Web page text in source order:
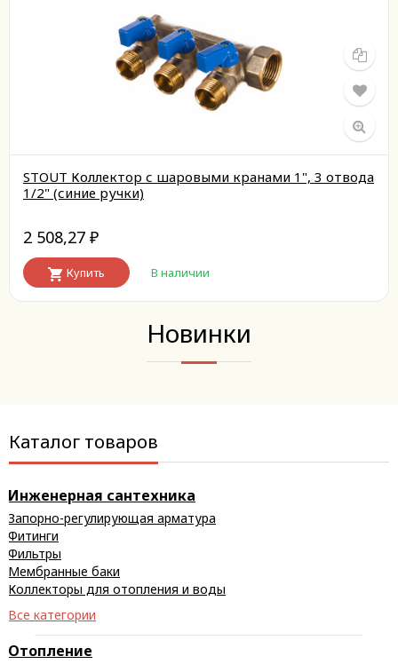
STOUT Коллектор с шаровыми кранами 1", 3 отвода
1/2" (синие ручки)
2 508,27 ₽
Купить В наличии
Новинки
Каталог товаров
Инженерная сантехника
Запорно-регулирующая арматура
Фитинги
Фильтры
Мембранные баки
Коллекторы для отопления и воды
Все категории
Отопление